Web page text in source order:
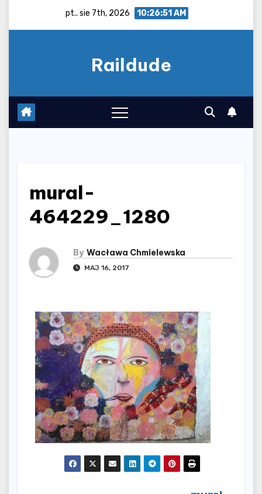
pt.. sie 7th, 2026 10:26:52 AM
Raildude
mural-
464229_1280
By Wacława Chmielewska
MAJ 16, 2017